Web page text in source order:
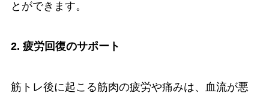
とができます。
2. 疲労回復のサポート
筋トレ後に起こる筋肉の疲労や痛みは、血流が悪